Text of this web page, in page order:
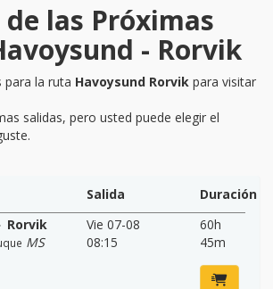
las Próximas
- Rorvik
para la ruta Havoysund Rorvik para visitar
salidas, pero usted puede elegir el
Salida
Duración
Rorvik
MS
Vie 07-08
08:15
60h
45m